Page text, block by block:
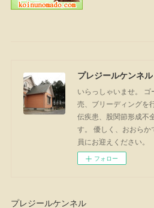
プレジールケンネル
いらっしゃいませ。
売、ブリーディングを
伝疾患、股関節形成不
す。 優しく、おおら
員にお迎えください。
フォロー
プレジールケンネル